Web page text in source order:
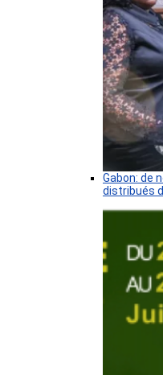
Gabon: de
distribués